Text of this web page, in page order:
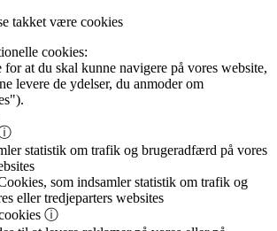
takket være cookies
cookies:
at du skal kunne navigere på vores website,
levere de ydelser, du anmoder om
statistik om trafik og brugeradfærd på vores
som indsamler statistik om trafik og
eller tredjeparters websites
ⓘ